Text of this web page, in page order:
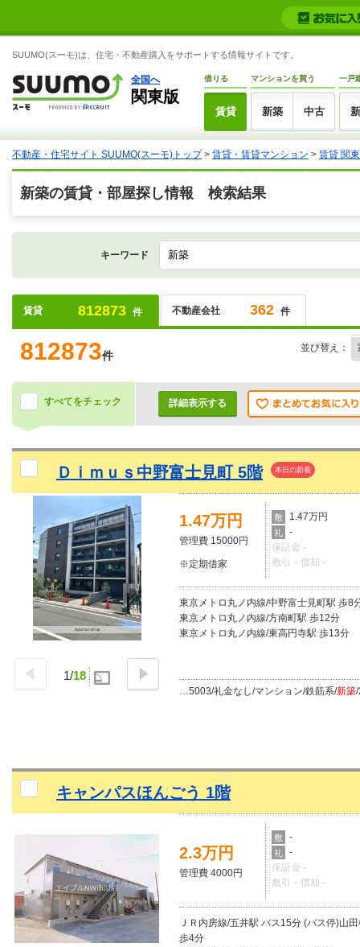
SUUMO(スーモ)は、住宅・不動産購入をサポートする情報サイトです。
全国へ
関東版
借りる
賃貸
マンションを買う
新築 中古
一戸
不動産・住宅サイト SUUMO(スーモ)トップ> 賃貸・賃貸マンション > 賃貸 関東
新築の賃貸・部屋探し情報 検索結果
キーワード
賃貸 812873 件 不動産会社 362 件
812873件
並び替え：
すべてをチェック 詳細表示する
Ｄｉｍｕｓ中野富士見町 5階 本日の新着
1/18
1.47万円
管理費 15000円
※定期借家
敷 1.47万円
礼
-
保証金 -
敷引・償却 -
東京メトロ丸ノ内線/中野富士見町駅 歩8
東京メトロ丸ノ内線/方南町駅 歩12分
東京メトロ丸ノ内線/東高円寺駅 歩13分
…5003/礼金なし/マンション/鉄筋系/新築
キャンパスほんごう 1階
2.3万円
管理費 4000円
敷 -
礼
-
保証金 -
敷引・償却 -
ＪＲ内房線/五井駅 バス15分 (バス停)山
歩4分